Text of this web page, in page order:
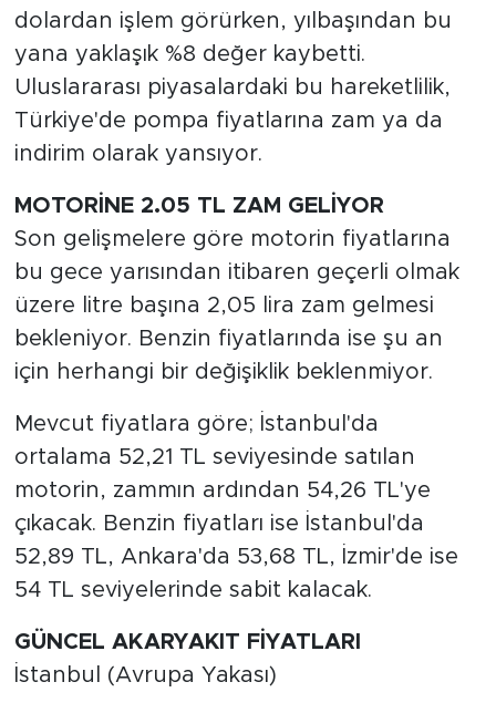
dolardan işlem görürken, yılbaşından bu
yana yaklaşık %8 değer kaybetti.
Uluslararası piyasalardaki bu hareketlilik,
Türkiye'de pompa fiyatlarına zam ya da
indirim olarak yansıyor.
MOTORİNE 2.05 TL ZAM GELİYOR
Son gelişmelere göre motorin fiyatlarına
bu gece yarısından itibaren geçerli olmak
üzere litre başına 2,05 lira zam gelmesi
bekleniyor. Benzin fiyatlarında ise şu an
için herhangi bir değişiklik beklenmiyor.
Mevcut fiyatlara göre; İstanbul'da
ortalama 52,21 TL seviyesinde satılan
motorin, zammın ardından 54,26 TL'ye
çıkacak. Benzin fiyatları ise İstanbul'da
52,89 TL, Ankara'da 53,68 TL, İzmir'de ise
54 TL seviyelerinde sabit kalacak.
GÜNCEL AKARYAKIT FİYATLARI
İstanbul (Avrupa Yakası)